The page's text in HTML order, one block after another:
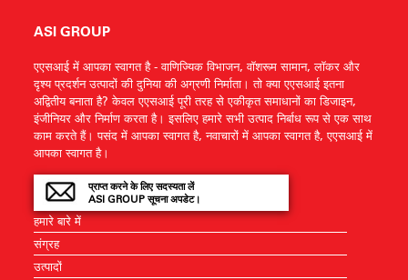
ASI GROUP
एएसआई में आपका स्वागत है - वाणिज्यिक विभाजन, वॉशरूम सामान, लॉकर और
दृश्य प्रदर्शन उत्पादों की दुनिया की अग्रणी निर्माता। तो क्या एएसआई इतना
अद्वितीय बनाता है? केवल एएसआई पूरी तरह से एकीकृत समाधानों का डिजाइन,
इंजीनियर और निर्माण करता है। इसलिए हमारे सभी उत्पाद निर्बाध रूप से एक साथ
काम करते हैं। पसंद में आपका स्वागत है, नवाचारों में आपका स्वागत है, एएसआई में
आपका स्वागत है।
प्राप्त करने के लिए सदस्यता लें
ASI GROUP सूचना अपडेट।
हमारे बारे में
संग्रह
उत्पादों